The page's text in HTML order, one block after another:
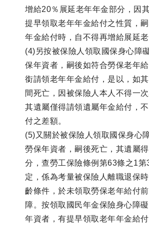
增給20％展延老年年金部分，因
提早領取老年年金給付之性質，
年金給付時，自不得再增給展延老
(4)另按被保險人領取國保身心障
保年資者，嗣後如符合勞保老年
銜請領老年年金給付，是以，如
間死亡，因被保險人本人不得一
其遺屬僅得請領遺屬年金給付，
付之差額。
(5)又關於被保險人領取國保身心
勞保年資者，嗣後死亡，其遺屬
分，查勞工保險條例第63條之1第
定，係為考量被保險人離職退保
齡條件，於未領取勞保老年給付
障。按領取國民年金保險身心障
年資者，有提早領取老年年金給